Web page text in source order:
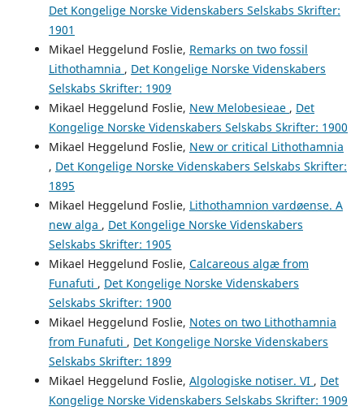
Det Kongelige Norske Videnskabers Selskabs Skrifter:
1901
Mikael Heggelund Foslie, Remarks on two fossil
Lithothamnia , Det Kongelige Norske Videnskabers
Selskabs Skrifter: 1909
Mikael Heggelund Foslie, New Melobesieae , Det
Kongelige Norske Videnskabers Selskabs Skrifter: 1900
Mikael Heggelund Foslie, New or critical Lithothamnia
, Det Kongelige Norske Videnskabers Selskabs Skrifter:
1895
Mikael Heggelund Foslie, Lithothamnion vardøense. A
new alga , Det Kongelige Norske Videnskabers
Selskabs Skrifter: 1905
Mikael Heggelund Foslie, Calcareous algæ from
Funafuti , Det Kongelige Norske Videnskabers
Selskabs Skrifter: 1900
Mikael Heggelund Foslie, Notes on two Lithothamnia
from Funafuti , Det Kongelige Norske Videnskabers
Selskabs Skrifter: 1899
Mikael Heggelund Foslie, Algologiske notiser. VI , Det
Kongelige Norske Videnskabers Selskabs Skrifter: 1909